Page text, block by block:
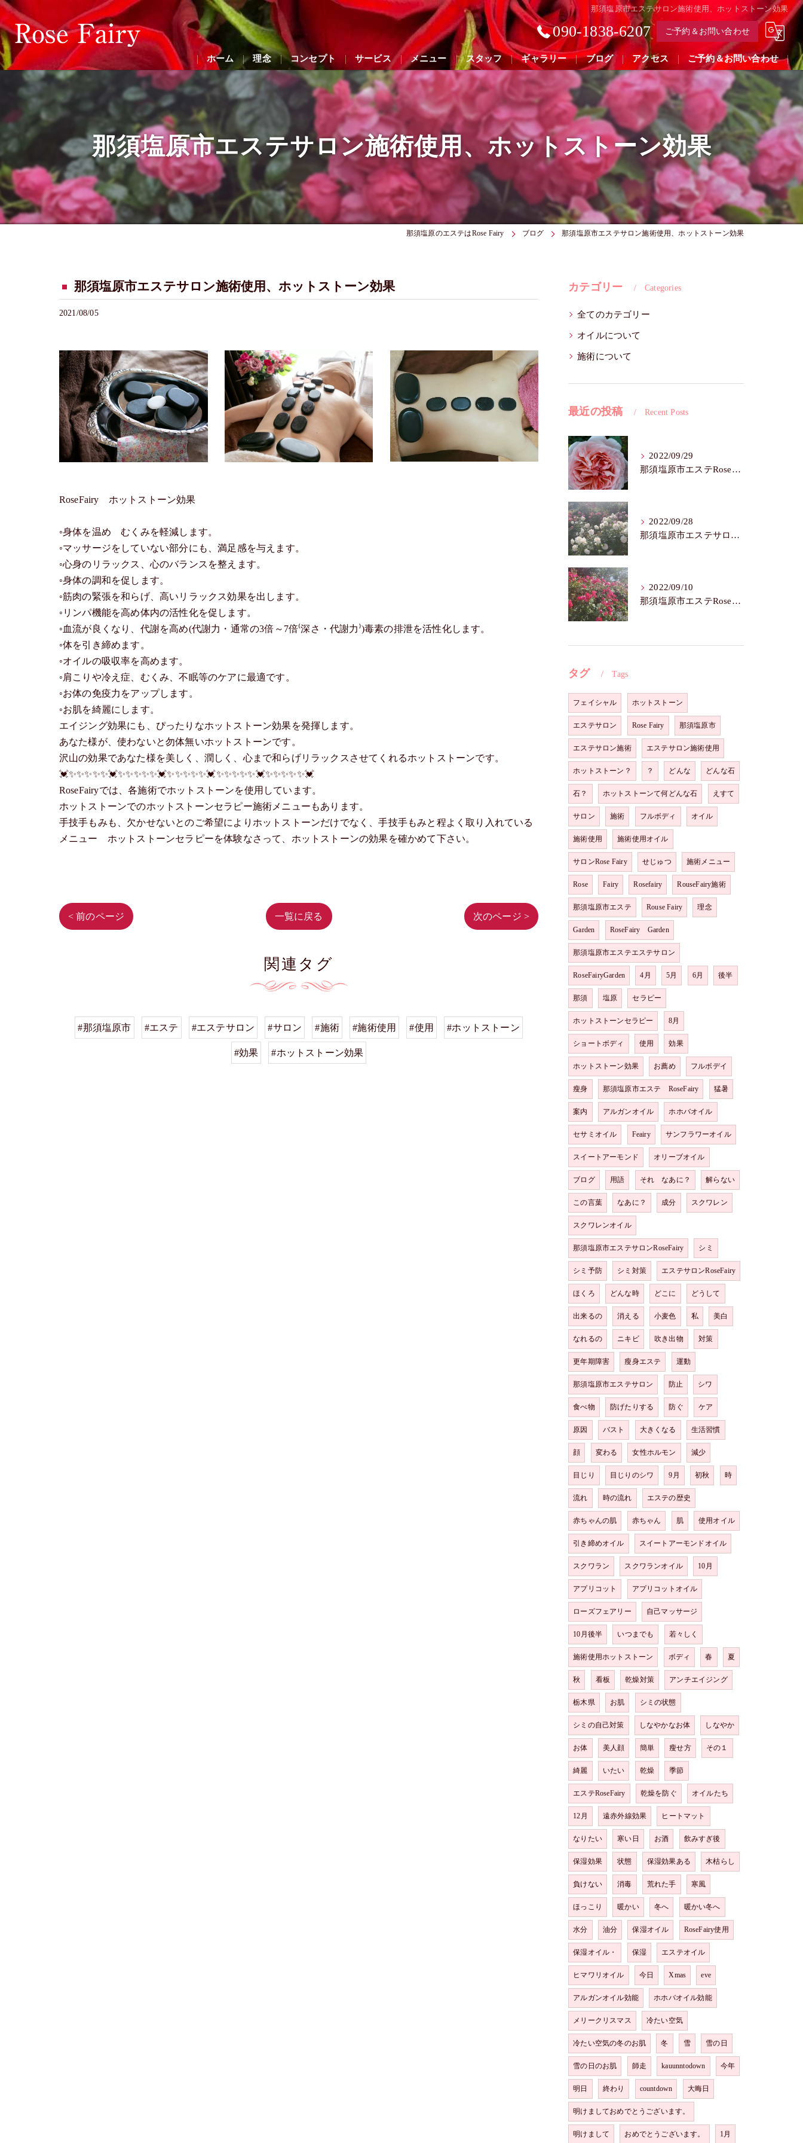
那須塩原市エステサロン施術使用、ホットストーン効果
090-1838-6207 ご予約＆お問い合わせ
ホーム 理念 コンセプト サービス メニュー スタッフ ギャラリー ブログ アクセス ご予約＆お問い合わせ
那須塩原市エステサロン施術使用、ホットストーン効果
那須塩原のエステはRose Fairy ブログ 那須塩原市エステサロン施術使用、ホットストーン効果
那須塩原市エステサロン施術使用、ホットストーン効果
2021/08/05
RoseFairy ホットストーン効果
◦身体を温め むくみを軽減します。
◦マッサージをしていない部分にも、満足感を与えます。
◦心身のリラックス、心のバランスを整えます。
◦身体の調和を促します。
◦筋肉の緊張を和らげ、高いリラックス効果を出します。
◦リンパ機能を高め体内の活性化を促します。
◦血流が良くなり、代謝を高め(代謝力・通常の3倍～7倍⁽深さ・代謝力⁾)毒素の排泄を活性化します。
◦体を引き締めます。
◦オイルの吸収率を高めます。
◦肩こりや冷え症、むくみ、不眠等のケアに最適です。
◦お体の免疫力をアップします。
◦お肌を綺麗にします。
エイジング効果にも、ぴったりなホットストーン効果を発揮します。
あなた様が、使わないと勿体無いホットストーンです。
沢山の効果であなた様を美しく、潤しく、心まで和らげリラックスさせてくれるホットストーンです。
💓✨✨✨✨✨💓✨✨✨✨✨💓✨✨✨✨✨💓✨✨✨✨✨💓✨✨✨✨✨💓
RoseFairyでは、各施術でホットストーンを使用しています。
ホットストーンでのホットストーンセラピー施術メニューもあります。
手技手もみも、欠かせないとのご希望によりホットストーンだけでなく、手技手もみと程よく取り入れている
メニュー ホットストーンセラピーを体験なさって、ホットストーンの効果を確かめて下さい。
< 前のページ 一覧に戻る 次のページ >
関連タグ
#那須塩原市 #エステ #エステサロン #サロン #施術 #施術使用 #使用 #ホットストーン
#効果 #ホットストーン効果
カテゴリー Categories
全てのカテゴリー
オイルについて
施術について
最近の投稿 Recent Posts
2022/09/29
那須塩原市エステRoseFairy🌺シワ・たるみ
2022/09/28
那須塩原市エステサロンRose Fairy🌼色白は七難隠す
2022/09/10
那須塩原市エステRoseFairy🌺いつまでも若々しく綺麗に💝
タグ Tags
フェイシャル ホットストーン
エステサロン Rose Fairy 那須塩原市
エステサロン施術 エステサロン施術使用
ホットストーン？ ？ どんな どんな石
石？ ホットストーンて何どんな石 えすて
サロン 施術 フルボディ オイル
施術使用 施術使用オイル
サロンRose Fairy せじゅつ 施術メニュー
Rose Fairy Rosefairy RouseFairy施術
那須塩原市エステ Rouse Fairy 理念
Garden RoseFairy Garden
那須塩原市エステエステサロン
RoseFairyGarden 4月 5月 6月 後半
那須 塩原 セラピー
ホットストーンセラピー 8月
ショートボディ 使用 効果
ホットストーン効果 お薦め フルボデイ
瘦身 那須塩原市エステ RoseFairy 猛暑
案内 アルガンオイル ホホバオイル
セサミオイル Feairy サンフラワーオイル
スイートアーモンド オリーブオイル
ブログ 用語 それ なあに？ 解らない
この言葉 なあに？ 成分 スクワレン
スクワレンオイル
那須塩原市エステサロンRoseFairy シミ
シミ予防 シミ対策 エステサロンRoseFairy
ほくろ どんな時 どこに どうして
出来るの 消える 小麦色 私 美白
なれるの ニキビ 吹き出物 対策
更年期障害 瘦身エステ 運動
那須塩原市エステサロン 防止 シワ
食べ物 防げたりする 防ぐ ケア
原因 バスト 大きくなる 生活習慣
顔 変わる 女性ホルモン 減少
目じり 目じりのシワ 9月 初秋 時
流れ 時の流れ エステの歴史
赤ちゃんの肌 赤ちゃん 肌 使用オイル
引き締めオイル スイートアーモンドオイル
スクワラン スクワランオイル 10月
アプリコット アプリコットオイル
ローズフェアリー 自己マッサージ
10月後半 いつまでも 若々しく
施術使用ホットストーン ボディ 春 夏
秋 看板 乾燥対策 アンチエイジング
栃木県 お肌 シミの状態
シミの自己対策 しなやかなお体 しなやか
お体 美人顔 簡単 瘦せ方 その１
綺麗 いたい 乾燥 季節
エステRoseFairy 乾燥を防ぐ オイルたち
12月 遠赤外線効果 ヒートマット
なりたい 寒い日 お酒 飲みすぎ後
保湿効果 状態 保湿効果ある 木枯らし
負けない 消毒 荒れた手 寒風
ほっこり 暖かい 冬へ 暖かい冬へ
水分 油分 保湿オイル RoseFairy使用
保湿オイル・ 保湿 エステオイル
ヒマワリオイル 今日 Xmas eve
アルガンオイル効能 ホホバオイル効能
メリークリスマス 冷たい空気
冷たい空気の冬のお肌 冬 雪 雪の日
雪の日のお肌 師走 kauunntodown 今年
明日 終わり countdown 大晦日
明けましておめでとうございます。
明けまして おめでとうございます。 1月